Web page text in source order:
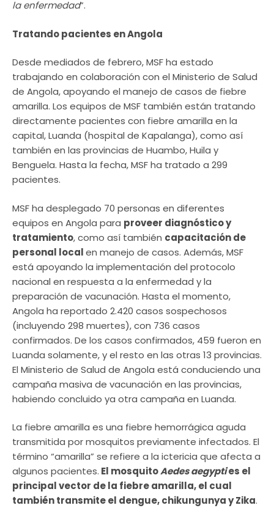
la enfermedad”.
Tratando pacientes en Angola
Desde mediados de febrero, MSF ha estado
trabajando en colaboración con el Ministerio de Salud
de Angola, apoyando el manejo de casos de fiebre
amarilla. Los equipos de MSF también están tratando
directamente pacientes con fiebre amarilla en la
capital, Luanda (hospital de Kapalanga), como así
también en las provincias de Huambo, Huila y
Benguela. Hasta la fecha, MSF ha tratado a 299
pacientes.
MSF ha desplegado 70 personas en diferentes
equipos en Angola para proveer diagnóstico y
tratamiento, como así también capacitación de
personal localen manejo de casos. Además, MSF
está apoyando la implementación del protocolo
nacional en respuesta a la enfermedad y la
preparación de vacunación. Hasta el momento,
Angola ha reportado 2.420 casos sospechosos
(incluyendo 298 muertes), con 736 casos
confirmados. De los casos confirmados, 459 fueron en
Luanda solamente, y el resto en las otras 13 provincias.
El Ministerio de Salud de Angola está conduciendo una
campaña masiva de vacunación en las provincias,
habiendo concluido ya otra campaña en Luanda.
La fiebre amarilla es una fiebre hemorrágica aguda
transmitida por mosquitos previamente infectados. El
término “amarilla” se refiere a la ictericia que afecta a
algunos pacientes. El mosquitoAedes aegypties el
principal vector de la fiebre amarilla, el cual
también transmite el dengue, chikungunya y Zika.